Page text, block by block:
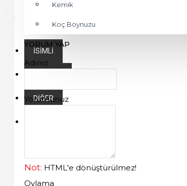
Kemik
Koç Boynuzu
İSIMLI
DIĞER
YORUM YAP
Adınız
Yorumunuz
Not: HTML'e dönüştürülmez!
Oylama